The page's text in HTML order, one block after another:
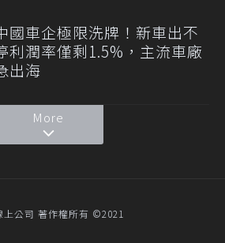
國車企極限洗牌！新車出不
利潤率僅剩1.5%，主流車廠
出海
More
上公司 著作權所有 ©2021